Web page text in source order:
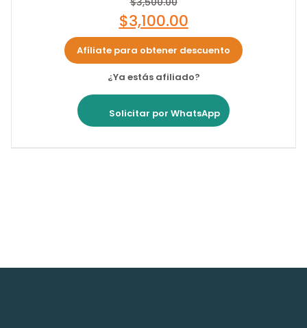
$3,100.00
Afíliate para obtener descuento
¿Ya estás afiliado?
Solicitar por WhatsApp